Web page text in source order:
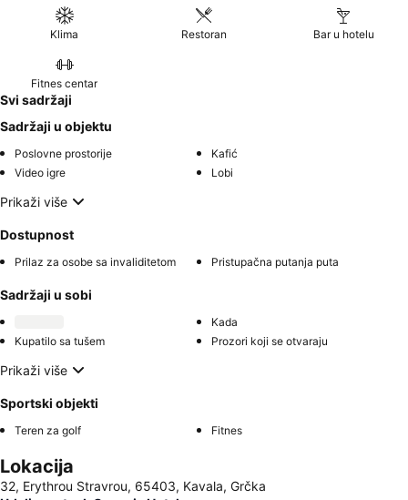
Klima Restoran Bar u hotelu
Fitnes centar
Svi sadržaji
Sadržaji u objektu
Poslovne prostorije
Kafić
Video igre
Lobi
Prikaži više
Dostupnost
Prilaz za osobe sa invaliditetom Pristupačna putanja puta
Sadržaji u sobi
Kada
Kupatilo sa tušem
Prozori koji se otvaraju
Prikaži više
Sportski objekti
Teren za golf Fitnes
Lokacija
32, Erythrou Stravrou, 65403, Kavala, Grčka